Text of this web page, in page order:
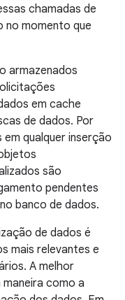
chamadas de
no momento que
armazenados
em cache
de dados. Por
qualquer inserção
são
pendentes
banco de dados.
de dados é
mais relevantes e
A melhor
como a